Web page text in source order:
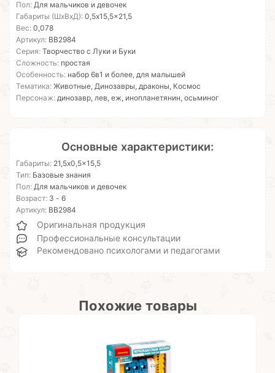
Пол: Для мальчиков и девочек
Габариты (ШхВхД): 0,5x15,5x21,5
Вес: 0,078
Артикул: ВВ2984
Серия: Творчество с Луки и Буки
Сложность: простая
Особенность: набор 6в1 и более, для малышей
Тематика: Животные, Динозавры, драконы, Космос
Персонаж: динозавр, лев, еж, инопланетянин, осьминог
Основные характеристики:
Габариты: 21,5x0,5x15,5
Тип: Базовые знания
Пол: Для мальчиков и девочек
Возраст: 3 - 6
Артикул: ВВ2984
Оригинальная продукция
Профессиональные консультации
Рекомендовано психологами и педагогами
Похожие товары